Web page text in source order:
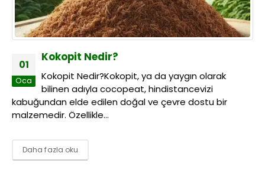
01
Oca
Kokopit Nedir?
Kokopit Nedir?Kokopit, ya da yaygın olarak
bilinen adıyla cocopeat, hindistancevizi
kabuğundan elde edilen doğal ve çevre dostu bir
malzemedir. Özellikle...
Daha fazla oku